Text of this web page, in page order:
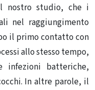
nostro studio, che i
nel raggiungimento
il primo contatto con
allo stesso tempo,
infezioni batteriche,
In altre parole, il